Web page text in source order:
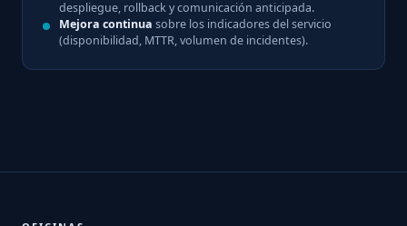
despliegue, rollback y comunicación anticipada.
Mejora continua sobre los indicadores del servicio
(disponibilidad, MTTR, volumen de incidentes).